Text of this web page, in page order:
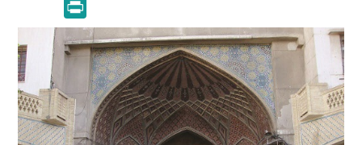
y
L
i
k
e
n
l
e
r
a
m
r
i
t